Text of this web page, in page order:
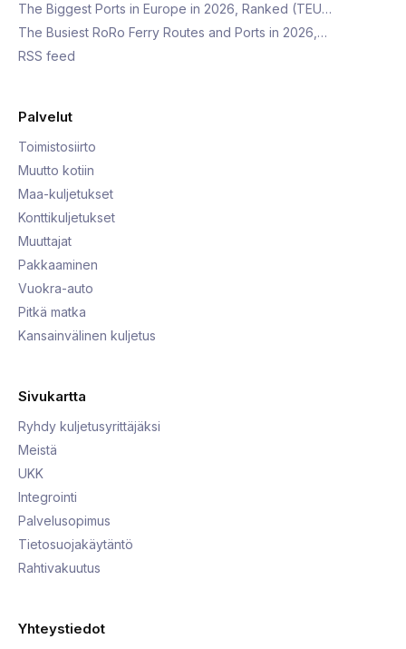
The Biggest Ports in Europe in 2026, Ranked (TEU…
The Busiest RoRo Ferry Routes and Ports in 2026,…
RSS feed
Palvelut
Toimistosiirto
Muutto kotiin
Maa-kuljetukset
Konttikuljetukset
Muuttajat
Pakkaaminen
Vuokra-auto
Pitkä matka
Kansainvälinen kuljetus
Sivukartta
Ryhdy kuljetusyrittäjäksi
Meistä
UKK
Integrointi
Palvelusopimus
Tietosuojakäytäntö
Rahtivakuutus
Yhteystiedot